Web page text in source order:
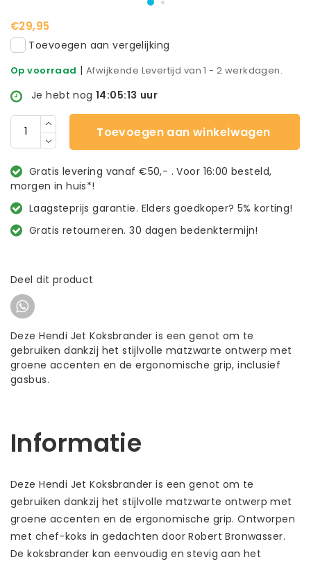
€29,95
Toevoegen aan vergelijking
Op voorraad | Afwijkende Levertijd van 1 - 2 werkdagen.
Je hebt nog 14:05:12 uur
Toevoegen aan winkelwagen
Gratis levering vanaf €50,- . Voor 16:00 besteld,
morgen in huis*!
Laagsteprijs garantie. Elders goedkoper? 5% korting!
Gratis retourneren. 30 dagen bedenktermijn!
Deel dit product
Deze Hendi Jet Koksbrander is een genot om te
gebruiken dankzij het stijlvolle matzwarte ontwerp met
groene accenten en de ergonomische grip, inclusief
gasbus.
Informatie
Deze Hendi Jet Koksbrander is een genot om te
gebruiken dankzij het stijlvolle matzwarte ontwerp met
groene accenten en de ergonomische grip. Ontworpen
met chef-koks in gedachten door Robert Bronwasser.
De koksbrander kan eenvoudig en stevig aan het